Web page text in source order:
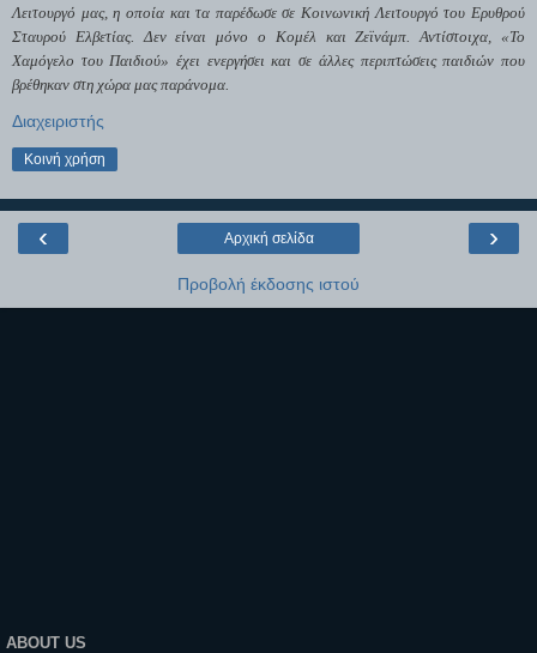
Λειτουργό μας, η οποία και τα παρέδωσε σε Κοινωνική Λειτουργό του Ερυθρού
Σταυρού Ελβετίας. Δεν είναι μόνο ο Κομέλ και Ζεϊνάμπ. Αντίστοιχα, «Το
Χαμόγελο του Παιδιού» έχει ενεργήσει και σε άλλες περιπτώσεις παιδιών που
βρέθηκαν στη χώρα μας παράνομα.
Διαχειριστής
Κοινή χρήση
‹ ›
Αρχική σελίδα
Προβολή έκδοσης ιστού
ABOUT US